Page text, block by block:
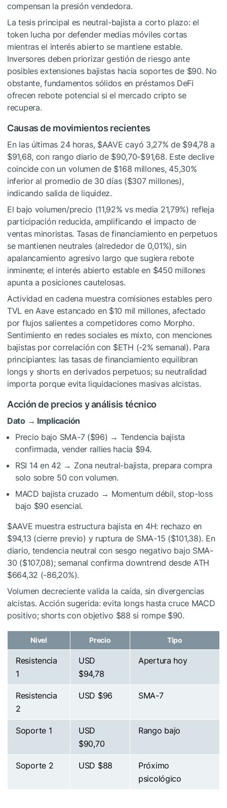
compensan la presión vendedora.
La tesis principal es neutral-bajista a corto plazo: el
token lucha por defender medias móviles cortas
mientras el interés abierto se mantiene estable.
Inversores deben priorizar gestión de riesgo ante
posibles extensiones bajistas hacia soportes de $90. No
obstante, fundamentos sólidos en préstamos DeFi
ofrecen rebote potencial si el mercado cripto se
recupera.
Causas de movimientos recientes
En las últimas 24 horas, $AAVE cayó 3,27% de $94,78 a
$91,68, con rango diario de $90,70-$91,68. Este declive
coincide con un volumen de $168 millones, 45,30%
inferior al promedio de 30 días ($307 millones),
indicando salida de liquidez.
El bajo volumen/precio (11,92% vs media 21,79%) refleja
participación reducida, amplificando el impacto de
ventas minoristas. Tasas de financiamiento en perpetuos
se mantienen neutrales (alrededor de 0,01%), sin
apalancamiento agresivo largo que sugiera rebote
inminente; el interés abierto estable en $450 millones
apunta a posiciones cautelosas.
Actividad en cadena muestra comisiones estables pero
TVL en Aave estancado en $10 mil millones, afectado
por flujos salientes a competidores como Morpho.
Sentimiento en redes sociales es mixto, con menciones
bajistas por correlación con $ETH (-2% semanal). Para
principiantes: las tasas de financiamiento equilibran
longs y shorts en derivados perpetuos; su neutralidad
importa porque evita liquidaciones masivas alcistas.
Acción de precios y análisis técnico
Dato → Implicación
Precio bajo SMA-7 ($96) → Tendencia bajista
confirmada, vender rallies hacia $94.
RSI 14 en 42 → Zona neutral-bajista, prepara compra
solo sobre 50 con volumen.
MACD bajista cruzado → Momentum débil, stop-loss
bajo $90 esencial.
$AAVE muestra estructura bajista en 4H: rechazo en
$94,13 (cierre previo) y ruptura de SMA-15 ($101,38). En
diario, tendencia neutral con sesgo negativo bajo SMA-
30 ($107,08); semanal confirma downtrend desde ATH
$664,32 (-86,20%).
Volumen decreciente valida la caída, sin divergencias
alcistas. Acción sugerida: evita longs hasta cruce MACD
positivo; shorts con objetivo $88 si rompe $90.
Nivel Precio Tipo
Resistencia
1
USD
$94,78
Apertura hoy
Resistencia
2
USD $96 SMA-7
Soporte 1
USD
$90,70
Rango bajo
Soporte 2 USD $88
Próximo
psicológico